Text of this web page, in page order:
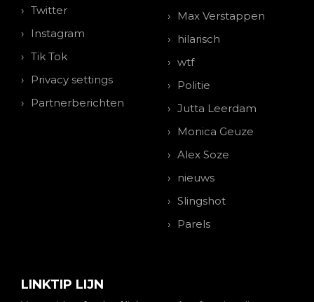
Twitter
Instagram
Tik Tok
Privacy settings
Partnerberichten
Max Verstappen
hilarisch
wtf
Politie
Jutta Leerdam
Monica Geuze
Alex Soze
nieuws
Slingshot
Parels
LINKTIP LIJN